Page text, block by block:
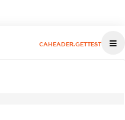
CAHEADER.GETTEST